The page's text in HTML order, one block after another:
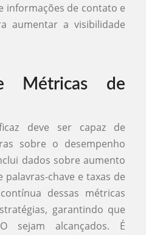
informações de contato e
aumentar a visibilidade
Métricas de
deve ser capaz de
sobre o desempenho
dados sobre aumento
chave e taxas de
dessas métricas
garantindo que
sejam alcançados. É